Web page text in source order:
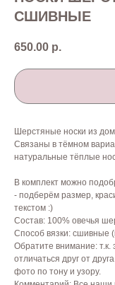
СШИВНЫЕ
650.00 р.
Шерстяные носки из
Связаны в тёмном
натуральные тёплые
В комплект можно
- подберём размер,
текстом :)
Состав: 100% овечья
Способ вязки: сшивные
Обратите внимание: т.к.
отличаться друг от
фото по тону и узору.